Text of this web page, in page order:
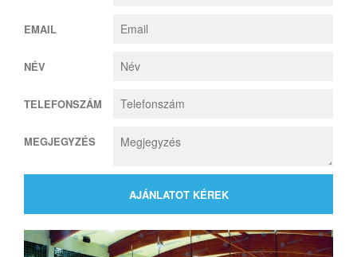
EMAIL
NÉV
TELEFONSZÁM
MEGJEGYZÉS
AJÁNLATOT KÉREK